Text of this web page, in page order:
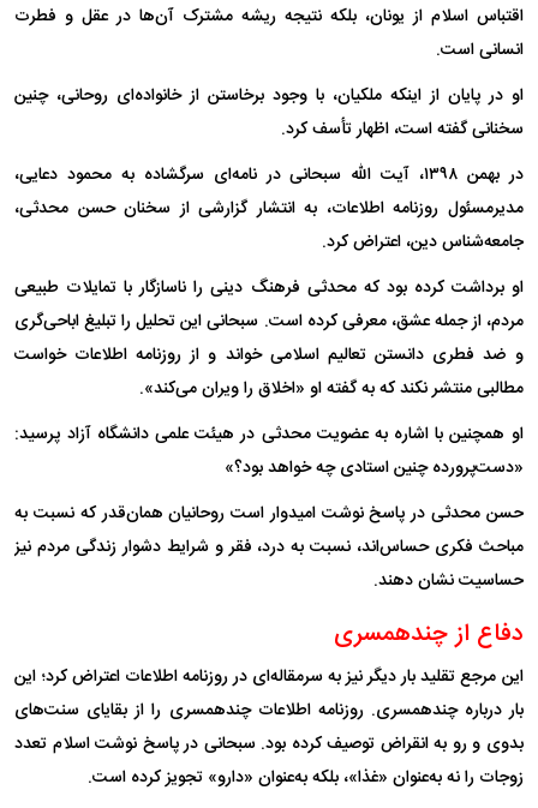
اقتباس اسلام از یونان، بلکه نتیجه ریشه مشترک آن‌ها در عقل و فطرت
انسانی است.
او در پایان از اینکه ملکیان، با وجود برخاستن از خانواده‌ای روحانی، چنین
سخنانی گفته است، اظهار تأسف کرد.
در بهمن ۱۳۹۸، آیت الله سبحانی در نامه‌ای سرگشاده به محمود دعایی،
مدیرمسئول روزنامه اطلاعات، به انتشار گزارشی از سخنان حسن محدثی،
جامعه‌شناس دین، اعتراض کرد.
او برداشت کرده بود که محدثی فرهنگ دینی را ناسازگار با تمایلات طبیعی
مردم، از جمله عشق، معرفی کرده است. سبحانی این تحلیل را تبلیغ اباحی‌گری
و ضد فطری دانستن تعالیم اسلامی خواند و از روزنامه اطلاعات خواست
مطالبی منتشر نکند که به گفته او «اخلاق را ویران می‌کند».
او همچنین با اشاره به عضویت محدثی در هیئت علمی دانشگاه آزاد پرسید:
«دست‌پرورده چنین استادی چه خواهد بود؟»
حسن محدثی در پاسخ نوشت امیدوار است روحانیان همان‌قدر که نسبت به
مباحث فکری حساس‌اند، نسبت به درد، فقر و شرایط دشوار زندگی مردم نیز
حساسیت نشان دهند.
دفاع از چندهمسری
این مرجع تقلید بار دیگر نیز به سرمقاله‌ای در روزنامه اطلاعات اعتراض کرد؛ این
بار درباره چندهمسری. روزنامه اطلاعات چندهمسری را از بقایای سنت‌های
بدوی و رو به انقراض توصیف کرده بود. سبحانی در پاسخ نوشت اسلام تعدد
زوجات را نه به‌عنوان «غذا»، بلکه به‌عنوان «دارو» تجویز کرده است.